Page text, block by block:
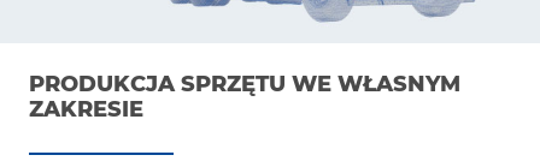
PRODUKCJA SPRZĘTU WE WŁASNYM
ZAKRESIE